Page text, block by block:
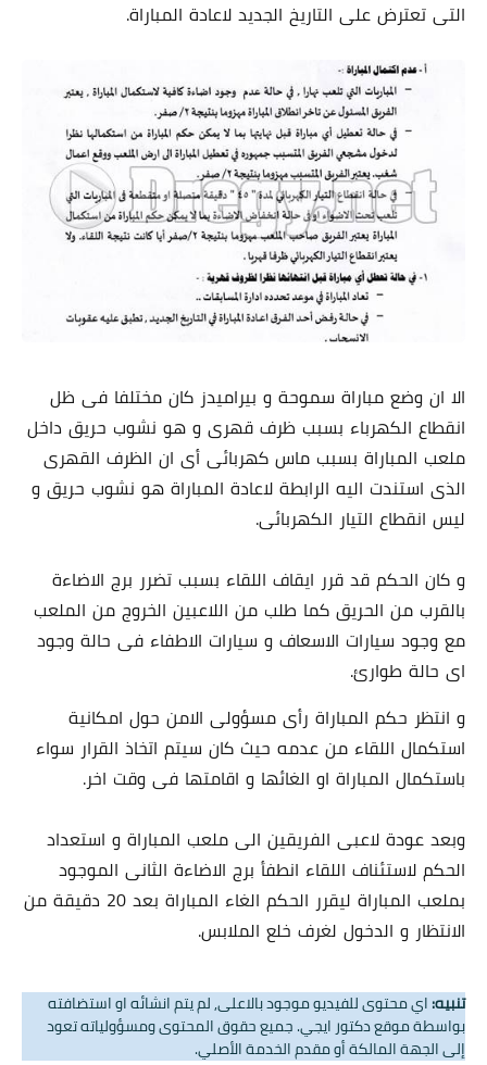
التى تعترض على التاريخ الجديد لاعادة المباراة.
الا ان وضع مباراة سموحة و بيراميدز كان مختلفا فى ظل
انقطاع الكهرباء بسبب ظرف قهرى و هو نشوب حريق داخل
ملعب المباراة بسبب ماس كهربائى أى ان الظرف القهرى
الذى استندت اليه الرابطة لاعادة المباراة هو نشوب حريق و
ليس انقطاع التيار الكهربائى.
و كان الحكم قد قرر ايقاف اللقاء بسبب تضرر برج الاضاءة
بالقرب من الحريق كما طلب من اللاعبين الخروج من الملعب
مع وجود سيارات الاسعاف و سيارات الاطفاء فى حالة وجود
اى حالة طوارئ.
و انتظر حكم المباراة رأى مسؤولى الامن حول امكانية
استكمال اللقاء من عدمه حيث كان سيتم اتخاذ القرار سواء
باستكمال المباراة او الغائها و اقامتها فى وقت اخر.
وبعد عودة لاعبى الفريقين الى ملعب المباراة و استعداد
الحكم لاستئناف اللقاء انطفأ برج الاضاءة الثانى الموجود
بملعب المباراة ليقرر الحكم الغاء المباراة بعد 20 دقيقة من
الانتظار و الدخول لغرف خلع الملابس.
تنبيه:اي محتوى للفيديو موجود بالاعلى, لم يتم انشائه او استضافته
بواسطة موقع دكتور ايجي. جميع حقوق المحتوى ومسؤولياته تعود
إلى الجهة المالكة أو مقدم الخدمة الأصلي.